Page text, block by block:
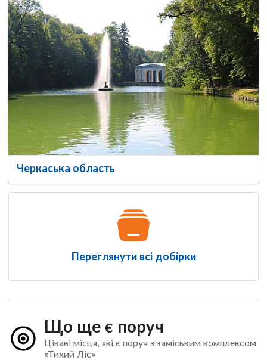
Черкаська область
Переглянути всі добірки
Що ще є поруч
Цікаві місця, які є поруч з заміським комплексом
«Тихий Ліс»